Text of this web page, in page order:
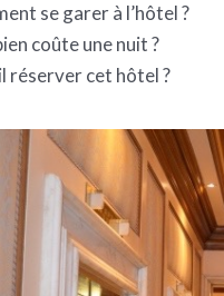
se garer à l’hôtel ?
coûte une nuit ?
réserver cet hôtel ?